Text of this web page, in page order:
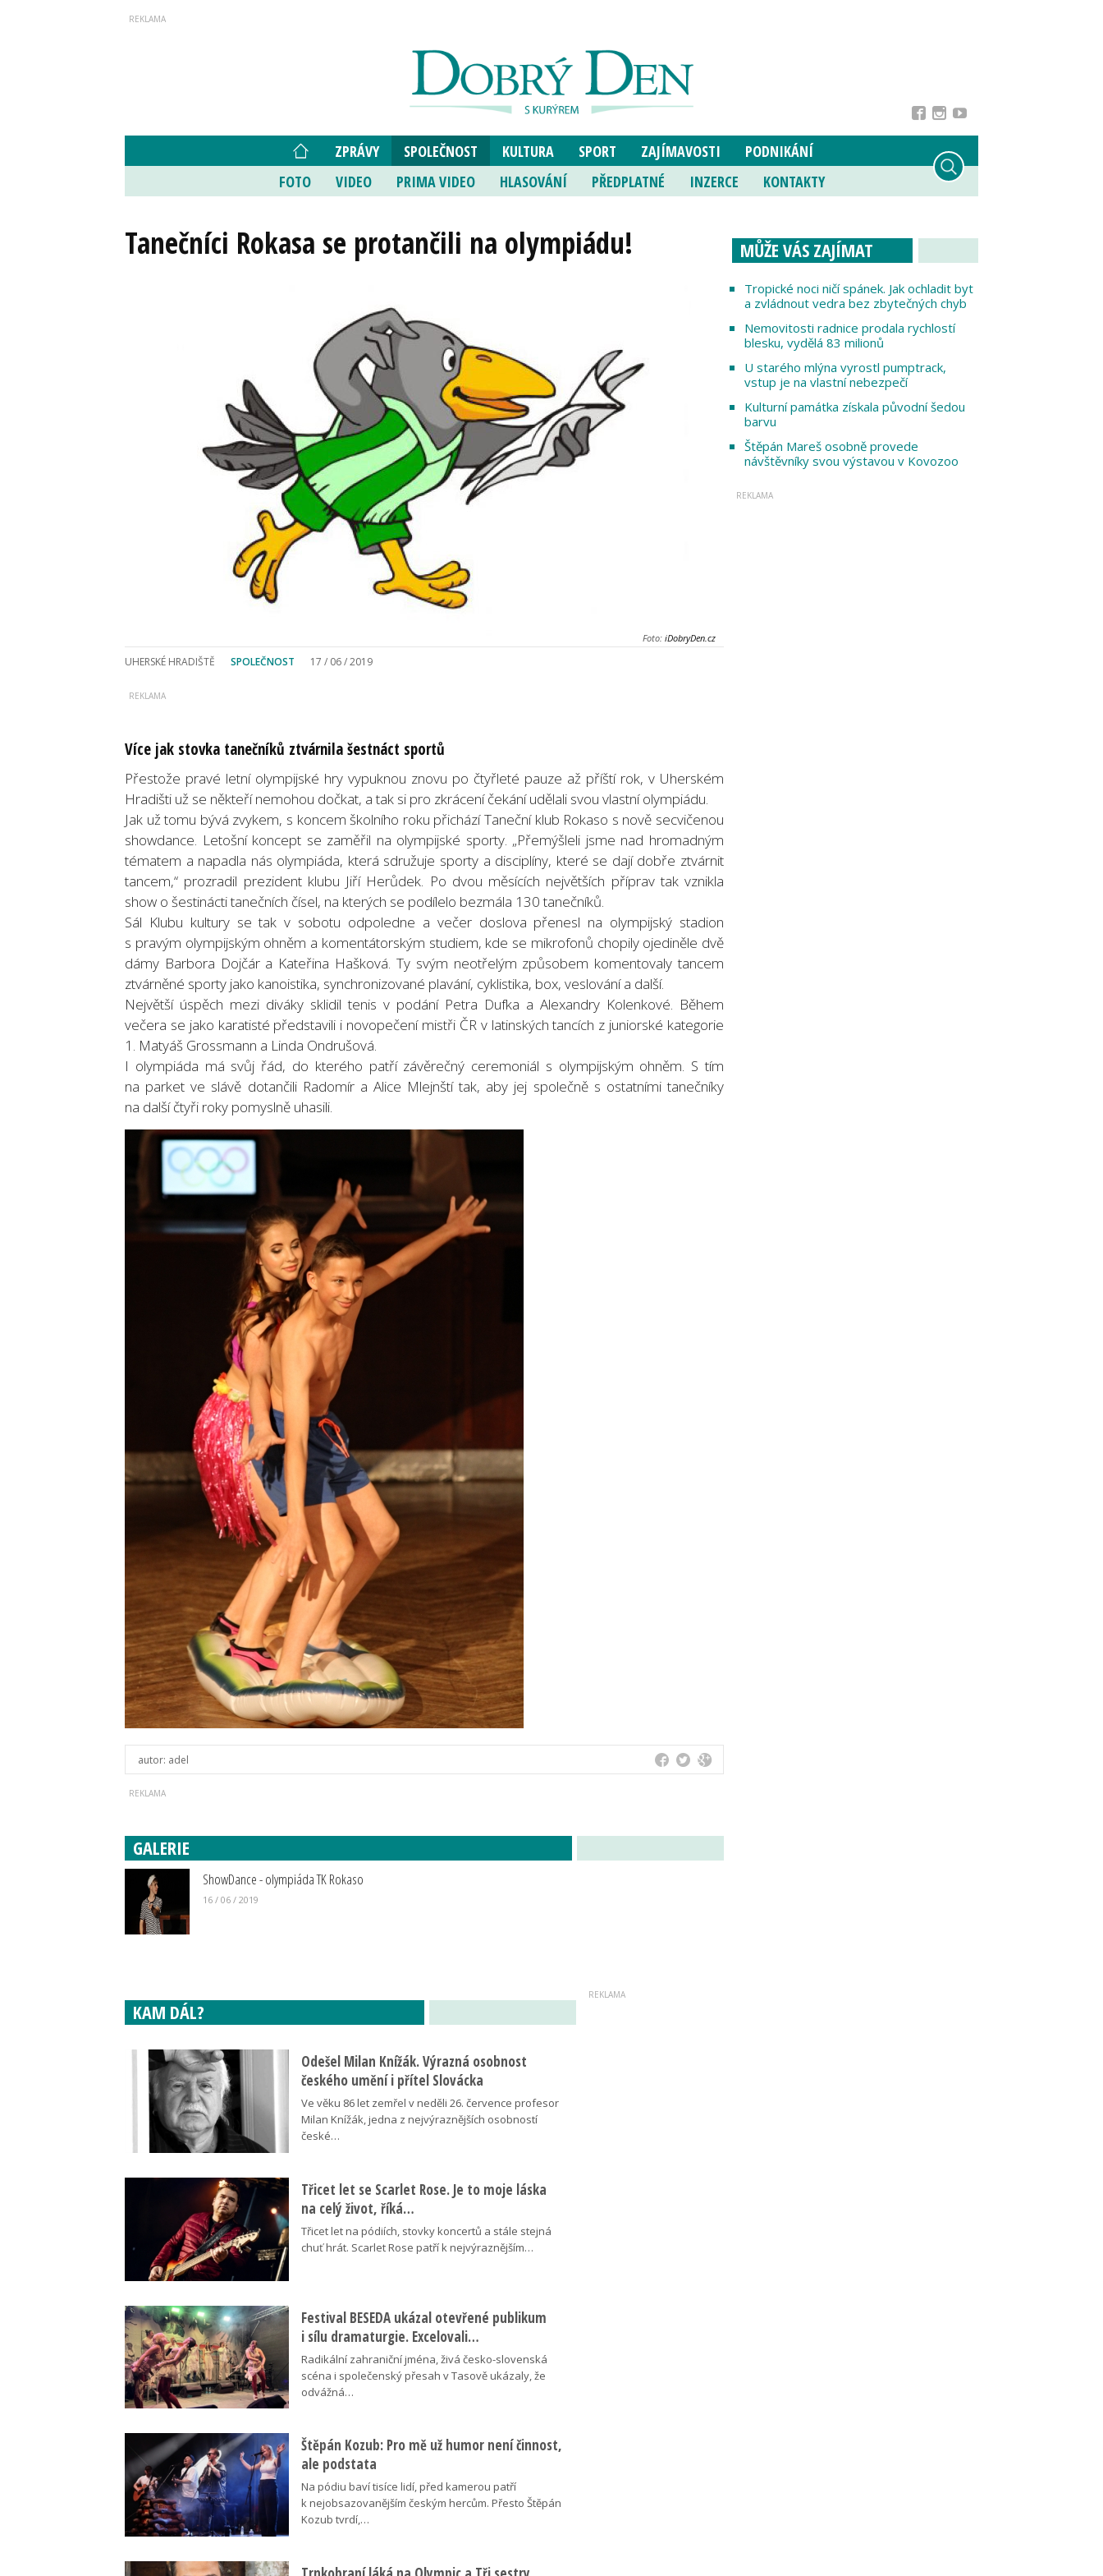
ZPRÁVY SPOLEČNOST KULTURA SPORT ZAJÍMAVOSTI
PODNIKÁNÍ
FOTO
VIDEO PRIMA VIDEO HLASOVÁNÍ PŘEDPLATNÉ INZERCE KONTAKTY
Tanečníci Rokasa se protančili na olympiádu!
Foto: iDobryDen.cz
UHERSKÉ HRADIŠTĚ SPOLEČNOST 17 / 06 / 2019
Více jak stovka tanečníků ztvárnila šestnáct sportů
Přestože pravé letní olympijské hry vypuknou znovu po čtyřleté pauze až příští rok, v Uherském
Hradišti už se někteří nemohou dočkat, a tak si pro zkrácení čekání udělali svou vlastní olympiádu.
Jak už tomu bývá zvykem, s koncem školního roku přichází Taneční klub Rokaso s nově secvičenou
showdance. Letošní koncept se zaměřil na olympijské sporty. „Přemýšleli jsme nad hromadným
tématem a napadla nás olympiáda, která sdružuje sporty a disciplíny, které se dají dobře ztvárnit
tancem,“ prozradil prezident klubu Jiří Herůdek. Po dvou měsících největších příprav tak vznikla
show o šestinácti tanečních čísel, na kterých se podílelo bezmála 130 tanečníků.
Sál Klubu kultury se tak v sobotu odpoledne a večer doslova přenesl na olympijský stadion
s pravým olympijským ohněm a komentátorským studiem, kde se mikrofonů chopily ojediněle dvě
dámy Barbora Dojčár a Kateřina Hašková. Ty svým neotřelým způsobem komentovaly tancem
ztvárněné sporty jako kanoistika, synchronizované plavání, cyklistika, box, veslování a další.
Největší úspěch mezi diváky sklidil tenis v podání Petra Dufka a Alexandry Kolenkové. Během
večera se jako karatisté představili i novopečení mistři ČR v latinských tancích z juniorské kategorie
1. Matyáš Grossmann a Linda Ondrušová.
I olympiáda má svůj řád, do kterého patří závěrečný ceremoniál s olympijským ohněm. S tím
na parket ve slávě dotančili Radomír a Alice Mlejnští tak, aby jej společně s ostatními tanečníky
na další čtyři roky pomyslně uhasili.
autor: adel
GALERIE
ShowDance - olympiáda TK Rokaso
16 / 06 / 2019
MŮŽE VÁS ZAJÍMAT
Tropické noci ničí spánek. Jak ochladit byt
a zvládnout vedra bez zbytečných chyb
Nemovitosti radnice prodala rychlostí
blesku, vydělá 83 milionů
U starého mlýna vyrostl pumptrack,
vstup je na vlastní nebezpečí
Kulturní památka získala původní šedou
barvu
Štěpán Mareš osobně provede
návštěvníky svou výstavou v Kovozoo
KAM DÁL?
Odešel Milan Knížák. Výrazná osobnost
českého umění i přítel Slovácka
Ve věku 86 let zemřel v neděli 26. července profesor
Milan Knížák, jedna z nejvýraznějších osobností
české…
Třicet let se Scarlet Rose. Je to moje láska
na celý život, říká…
Třicet let na pódiích, stovky koncertů a stále stejná
chuť hrát. Scarlet Rose patří k nejvýraznějším…
Festival BESEDA ukázal otevřené publikum
i sílu dramaturgie. Excelovali…
Radikální zahraniční jména, živá česko-slovenská
scéna i společenský přesah v Tasově ukázaly, že
odvážná…
Štěpán Kozub: Pro mě už humor není činnost,
ale podstata
Na pódiu baví tisíce lidí, před kamerou patří
k nejobsazovanějším českým hercům. Přesto Štěpán
Kozub tvrdí,…